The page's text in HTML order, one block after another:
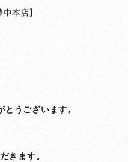
本店】
うございます。
きます。